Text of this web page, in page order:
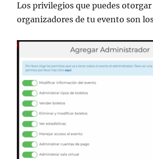
Los privilegios que puedes otorgar
organizadores de tu evento son